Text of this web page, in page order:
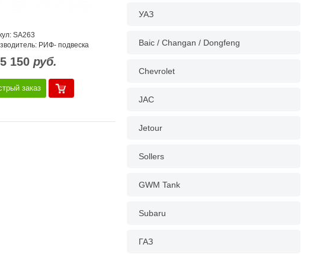
SA263
РИФ- подвеска
5 150 руб.
заказ
УАЗ
Baic / Changan / Dongfeng
Chevrolet
JAC
Jetour
Sollers
GWM Tank
Subaru
ГАЗ